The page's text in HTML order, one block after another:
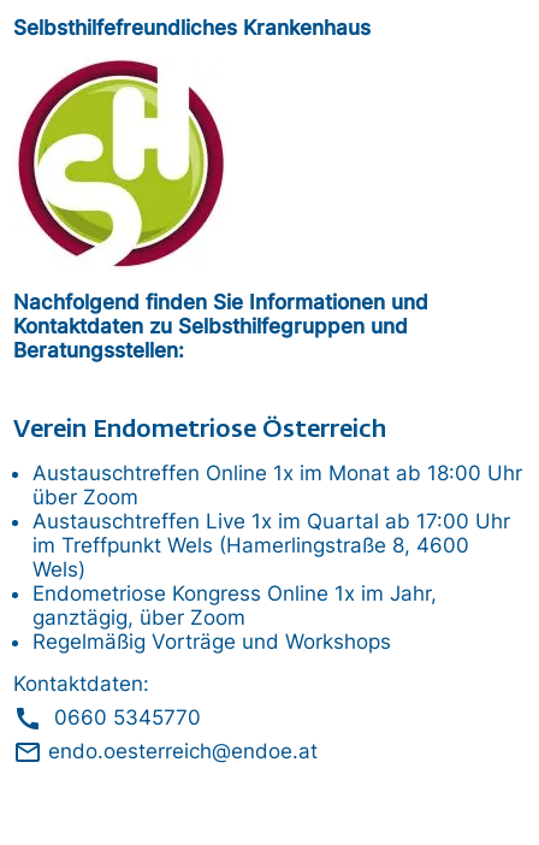
Selbsthilfefreundliches Krankenhaus
Nachfolgend finden Sie Informationen und
Kontaktdaten zu Selbsthilfegruppen und
Beratungsstellen:
Verein Endometriose Österreich
Austauschtreffen Online 1x im Monat ab 18:00 Uhr
über Zoom
Austauschtreffen Live 1x im Quartal ab 17:00 Uhr
im Treffpunkt Wels (Hamerlingstraße 8, 4600
Wels)
Endometriose Kongress Online 1x im Jahr,
ganztägig, über Zoom
Regelmäßig Vorträge und Workshops
Kontaktdaten:
call 0660 5345770
mail_outline endo.oesterreich@endoe.at